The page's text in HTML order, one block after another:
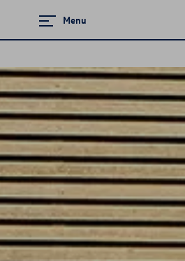
Menu
Strona główna
Promocje i
Modele
Konfigurator
Finansowanie